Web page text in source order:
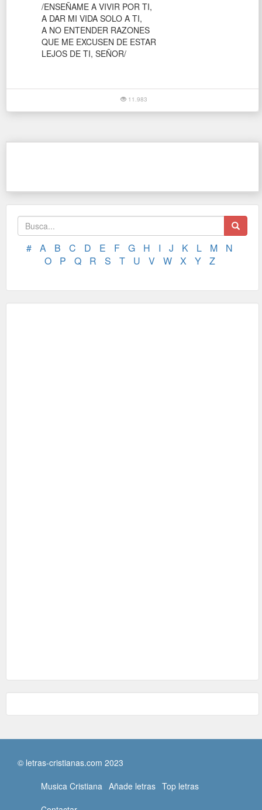
/ENSEÑAME A VIVIR POR TI,
A DAR MI VIDA SOLO A TI,
A NO ENTENDER RAZONES
QUE ME EXCUSEN DE ESTAR
LEJOS DE TI, SEÑOR/
11.983
# A B C D E F G H I J K L M
N
O
P Q R S T U V W X Y Z
© letras-cristianas.com 2023
Musica Cristiana Añade letras Top letras